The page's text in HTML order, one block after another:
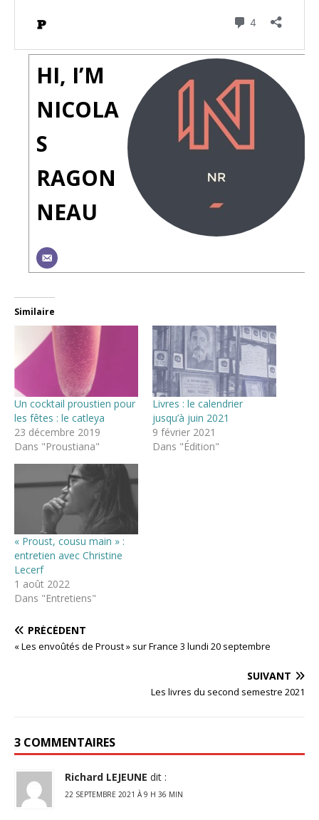
HI, I’M
NICOLA
S
RAGON
NEAU
Similaire
Un cocktail proustien pour
les fêtes : le catleya
23 décembre 2019
Dans "Proustiana"
Livres : le calendrier
jusqu’à juin 2021
9 février 2021
Dans "Édition"
« Proust, cousu main » :
entretien avec Christine
Lecerf
1 août 2022
Dans "Entretiens"
PRÉCÉDENT
« Les envoûtés de Proust » sur France 3 lundi 20 septembre
SUIVANT
Les livres du second semestre 2021
3 COMMENTAIRES
Richard LEJEUNE dit :
22 SEPTEMBRE 2021 À 9 H 36 MIN